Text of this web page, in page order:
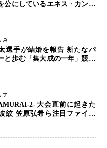
公にしているエネス・カンタ
ドラフト参戦を表明「参加
選手が結婚を報告 新たなパ
と歩む「集大成の一年」競技
える存在に感謝
2- 大会直前に起きた
紋 笠原弘希ら注目ファイタ
体重で決戦へ、山本歩夢と平